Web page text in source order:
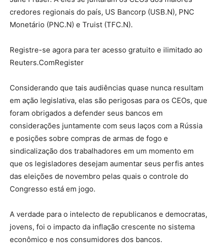
credores regionais do país, US Bancorp (USB.N), PNC
Monetário (PNC.N) e Truist (TFC.N).
Registre-se agora para ter acesso gratuito e ilimitado ao
Reuters.ComRegister
Considerando que tais audiências quase nunca resultam
em ação legislativa, elas são perigosas para os CEOs, que
foram obrigados a defender seus bancos em
considerações juntamente com seus laços com a Rússia
e posições sobre compras de armas de fogo e
sindicalização dos trabalhadores em um momento em
que os legisladores desejam aumentar seus perfis antes
das eleições de novembro pelas quais o controle do
Congresso está em jogo.
A verdade para o intelecto de republicanos e democratas,
jovens, foi o impacto da inflação crescente no sistema
econômico e nos consumidores dos bancos.